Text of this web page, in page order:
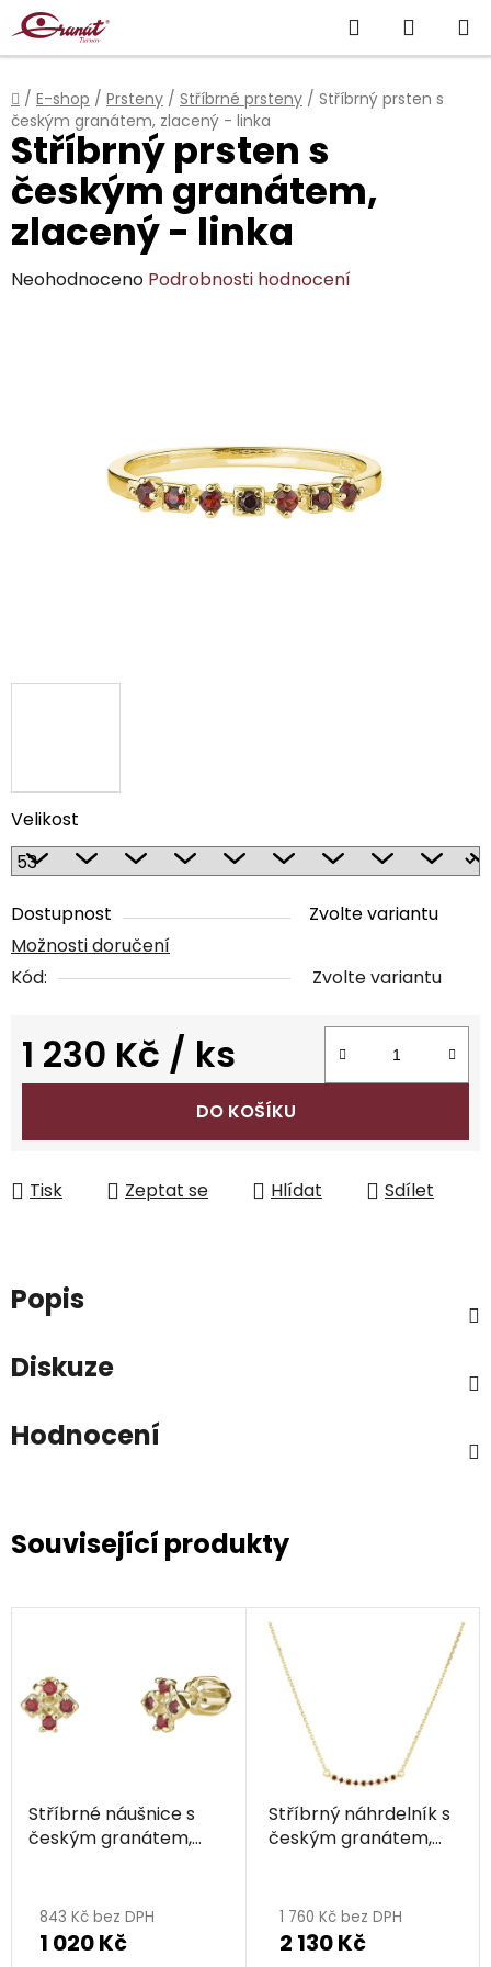
Přejít
na
obsah
Hledat
KOŠÍK
Domů
/ E-shop / Prsteny / Stříbrné prsteny / Stříbrný prsten s
českým granátem, zlacený - linka
Velikost
Dostupnost
Zvolte variantu
Možnosti doručení
Kód:
Zvolte variantu
1 230 Kč / ks
Měrná cena:
DO KOŠÍKU
Tisk Zeptat se Hlídat Sdílet
Stříbrný prsten s
českým granátem,
zlacený - linka
Průměrné
Neohodnoceno Podrobnosti hodnocení
Popis
Diskuze
Hodnocení
Související produkty
Stříbrné náušnice s
českým granátem,
843 Kč bez DPH
1 020 Kč
Stříbrný náhrdelník s
českým granátem,
1 760 Kč bez DPH
2 130 Kč